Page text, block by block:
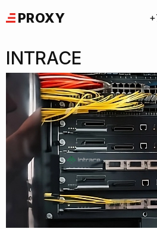
to
PROXY
INTRACE